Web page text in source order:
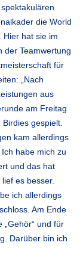
die World
Hier hat sie im
der Teamwertung
für
„Nach
aus
am Freitag
gespielt.
kam allerdings
habe mich zu
und das hat
es besser.
ich allerdings
Am Ende
und für
Darüber bin ich